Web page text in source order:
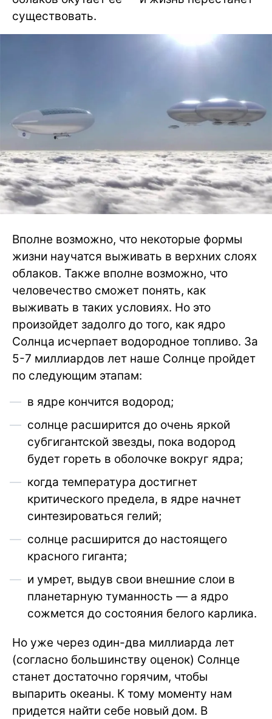
существовать.
Вполне возможно, что некоторые формы
жизни научатся выживать в верхних слоях
облаков. Также вполне возможно, что
человечество сможет понять, как
выживать в таких условиях. Но это
произойдет задолго до того, как ядро
Солнца исчерпает водородное топливо. За
5-7 миллиардов лет наше Солнце пройдет
по следующим этапам:
в ядре кончится водород;
солнце расширится до очень яркой
субгигантской звезды, пока водород
будет гореть в оболочке вокруг ядра;
когда температура достигнет
критического предела, в ядре начнет
синтезироваться гелий;
солнце расширится до настоящего
красного гиганта;
и умрет, выдув свои внешние слои в
планетарную туманность — а ядро
сожмется до состояния белого карлика.
Но уже через один-два миллиарда лет
(согласно большинству оценок) Солнце
станет достаточно горячим, чтобы
выпарить океаны. К тому моменту нам
придется найти себе новый дом. В